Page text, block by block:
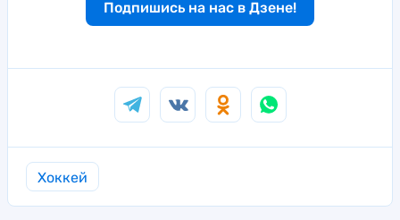
Подпишись на нас в Дзене!
Хоккей